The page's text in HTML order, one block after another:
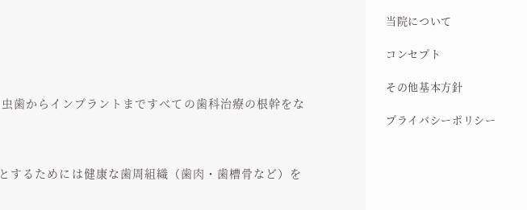
歯からインプラントまですべての歯科治療の根幹をな
るためには健康な歯周組織（歯肉・歯槽骨など）を
当院について
コンセプト
その他基本方針
プライバシーポリシー
当院について
コンセプト
その他基本方針
プライバシーポリシー
院長紹介
保有資格
経歴
代表的な受賞歴
医院案内
院内ギャラリー
診療機器
歯科用X線CT
マイクロスコープ
SimPlant
治療の流れ
医療費控除について
歯周病治療
インプラント
歯周組織再生誘導療法
エムドゲイン
インプラント症例
歯周病症例
義歯症例
難治療症例
アクセス
お知らせ
ブログ